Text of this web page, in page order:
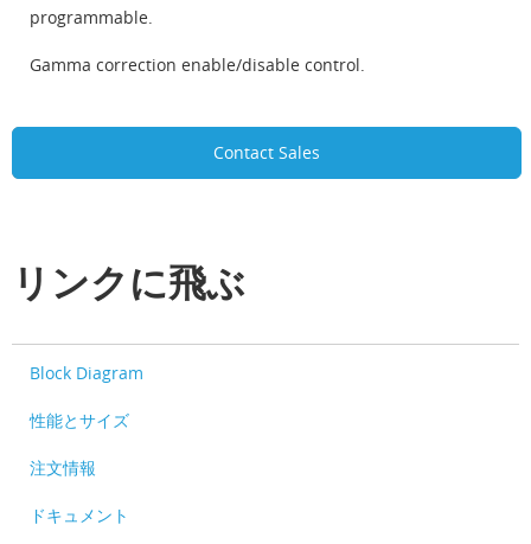
programmable.
Gamma correction enable/disable control.
Contact Sales
リンクに飛ぶ
Block Diagram
性能とサイズ
注文情報
ドキュメント